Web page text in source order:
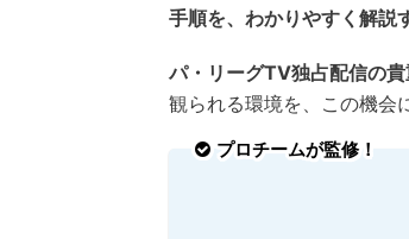
手順を、わかりやすく解説
パ・リーグTV独占配信の
観られる環境を、この機会
プロチームが監修！